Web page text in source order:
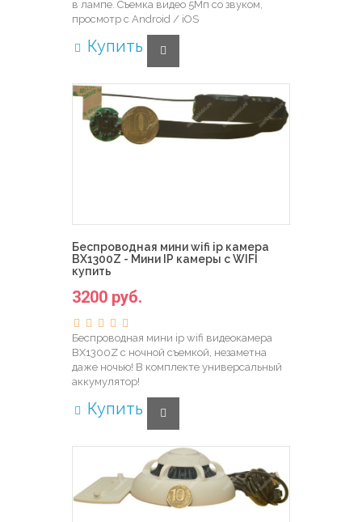
в лампе. Съемка видео 5Мп со звуком,
просмотр с Android / iOS
Купить
Беспроводная мини wifi ip камера
BX1300Z - Мини IP камеры с WIFI
купить
3200 руб.
Беспроводная мини ip wifi видеокамера
BX1300Z с ночной съемкой, незаметна
даже ночью! В комплекте универсальный
аккумулятор!
Купить